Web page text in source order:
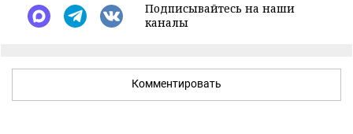
Подписывайтесь на наши
каналы
Комментировать